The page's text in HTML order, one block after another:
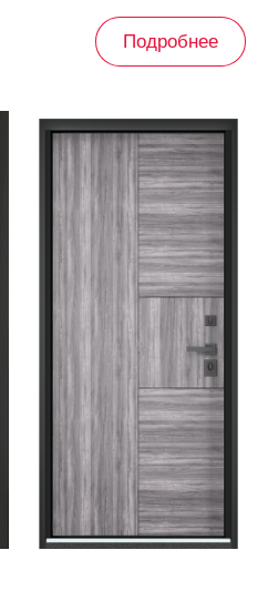
Подробнее